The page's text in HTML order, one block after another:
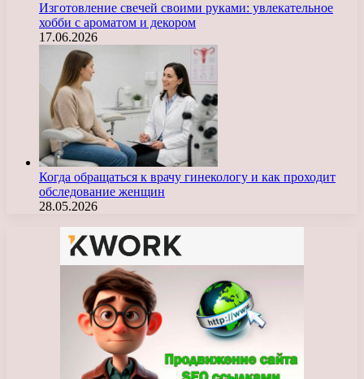
Изготовление свечей своими руками: увлекательное
хобби с ароматом и декором
17.06.2026
Когда обращаться к врачу гинекологу и как проходит
обследование женщин
28.05.2026